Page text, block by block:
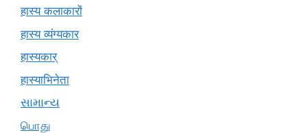
हास्य कलाकारों
हास्य व्यंग्यकार
हास्यकार्
हास्याभिनेता
સામાન્ય
பொது